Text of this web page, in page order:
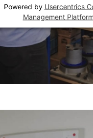
Powered by Usercentrics
Management Platform